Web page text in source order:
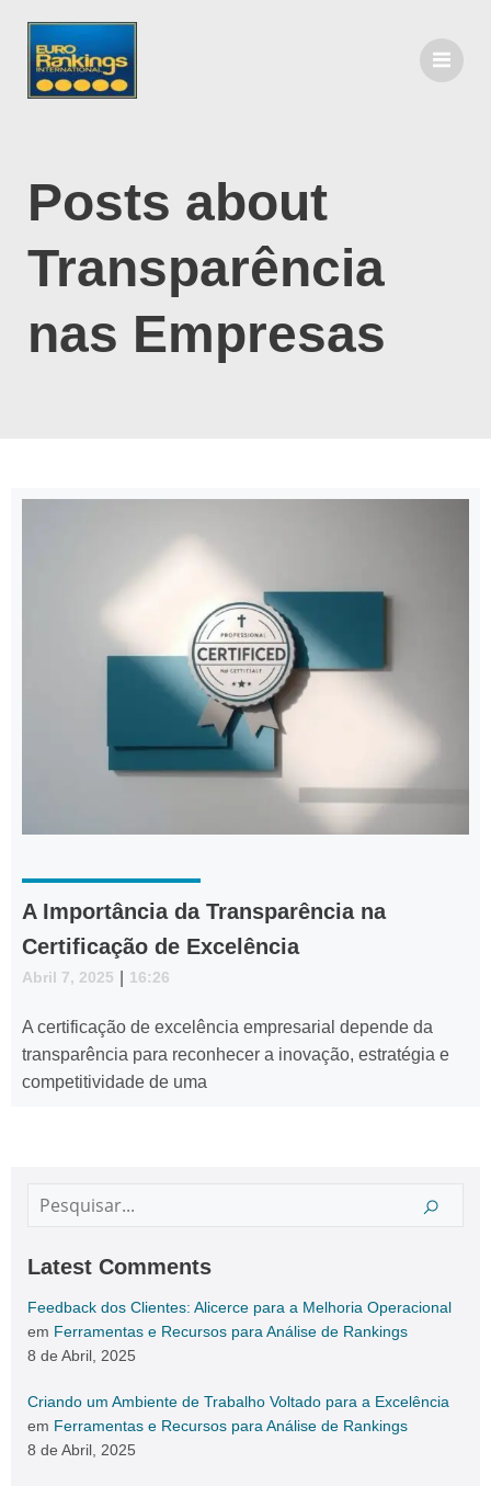
Posts about
Transparência
nas Empresas
A Importância da Transparência na
Certificação de Excelência
Abril 7, 2025 16:26
A certificação de excelência empresarial depende da
transparência para reconhecer a inovação, estratégia e
competitividade de uma
Latest Comments
Feedback dos Clientes: Alicerce para a Melhoria Operacional
em Ferramentas e Recursos para Análise de Rankings
8 de Abril, 2025
Criando um Ambiente de Trabalho Voltado para a Excelência
em Ferramentas e Recursos para Análise de Rankings
8 de Abril, 2025